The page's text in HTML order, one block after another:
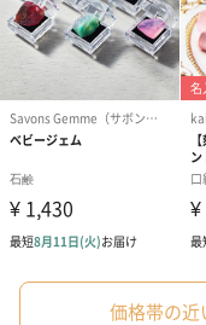
愛らしいぬいぐるみを
誕生日・記念日・出産
フラワーテディベア
（2,390円）価格帯の近